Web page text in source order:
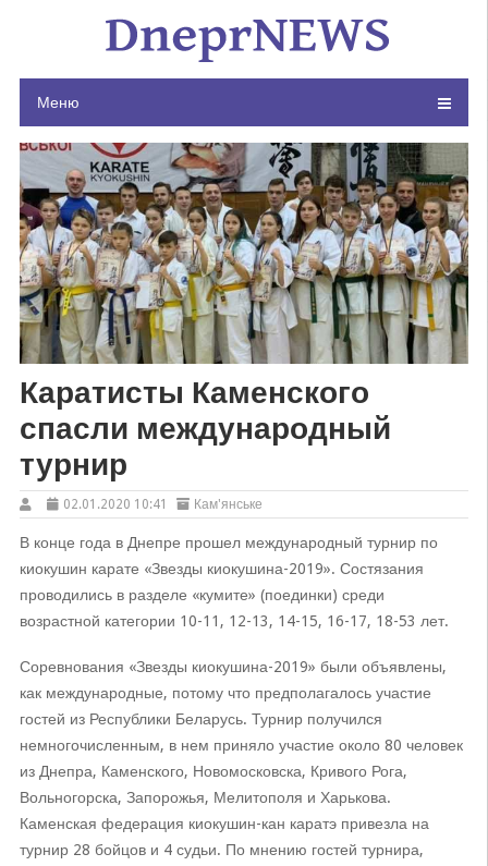
Меню
Каратисты Каменского
спасли международный
турнир
02.01.2020 10:41 Кам'янське
В конце года в Днепре прошел международный турнир по
киокушин карате «Звезды киокушина-2019». Состязания
проводились в разделе «кумите» (поединки) среди
возрастной категории 10-11, 12-13, 14-15, 16-17, 18-53 лет.
Соревнования «Звезды киокушина-2019» были объявлены,
как международные, потому что предполагалось участие
гостей из Республики Беларусь. Турнир получился
немногочисленным, в нем приняло участие около 80 человек
из Днепра, Каменского, Новомосковска, Кривого Рога,
Вольногорска, Запорожья, Мелитополя и Харькова.
Каменская федерация киокушин-кан каратэ привезла на
турнир 28 бойцов и 4 судьи. По мнению гостей турнира,